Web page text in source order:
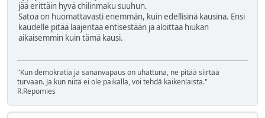
jää erittäin hyvä chilinmaku suuhun.
Satoa on huomattavasti enemmän, kuin edellisinä kausina. Ensi
kaudelle pitää laajentaa entisestään ja aloittaa hiukan
aikaisemmin kuin tämä kausi.
"Kun demokratia ja sananvapaus on uhattuna, ne pitää siirtää
turvaan. Ja kun niitä ei ole paikalla, voi tehdä kaikenlaista."
R.Repomies